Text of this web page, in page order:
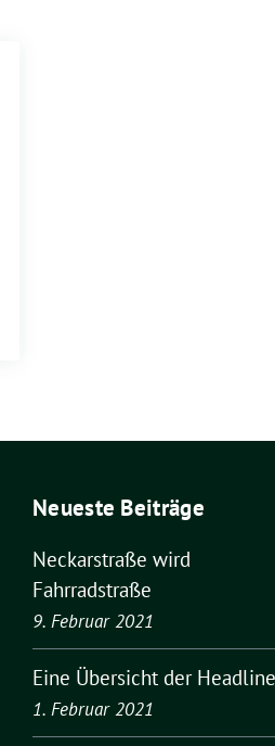
Neueste Beiträge
Neckarstraße wird
Fahrradstraße
9. Februar 2021
Eine Übersicht der
1. Februar 2021